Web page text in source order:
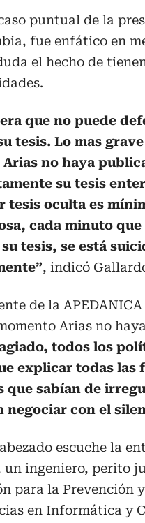
puntual de la
fue enfático en
el hecho de
que no puede
tesis. Lo mas
no haya
su tesis
tesis oculta es
cada minuto
tesis, se está
, indicó
de la
Arias no
todos los
explicar todas las
que sabían de
negociar con el
escuche la
un ingeniero, perito
para la Prevención
en Informática y